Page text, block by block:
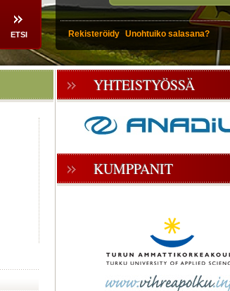
Rekisteröidy Unohtuiko salasana?
YHTEISTYÖSSÄ
KUMPPANIT